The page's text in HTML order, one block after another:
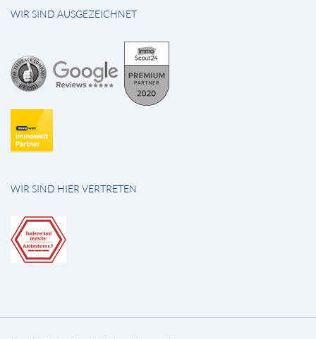
WIR SIND AUSGEZEICHNET
WIR SIND HIER VERTRETEN